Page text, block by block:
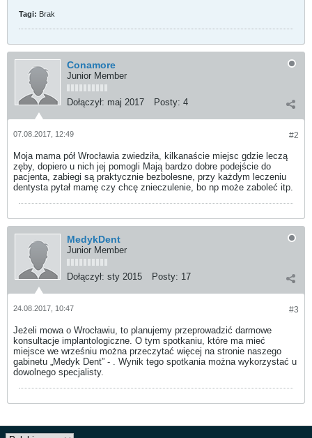
Tagi: Brak
Conamore
Junior Member
Dołączył: maj 2017 Posty: 4
#2
07.08.2017, 12:49
Moja mama pół Wrocławia zwiedziła, kilkanaście miejsc gdzie leczą
zęby, dopiero u nich jej pomogli Mają bardzo dobre podejście do
pacjenta, zabiegi są praktycznie bezbolesne, przy każdym leczeniu
dentysta pytał mamę czy chcę znieczulenie, bo np może zaboleć itp.
MedykDent
Junior Member
Dołączył: sty 2015 Posty: 17
#3
24.08.2017, 10:47
Jeżeli mowa o Wrocławiu, to planujemy przeprowadzić darmowe
konsultacje implantologiczne. O tym spotkaniu, które ma mieć
miejsce we wrześniu można przeczytać więcej na stronie naszego
gabinetu „Medyk Dent” - . Wynik tego spotkania można wykorzystać u
dowolnego specjalisty.